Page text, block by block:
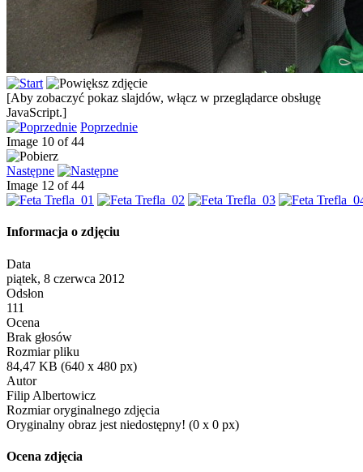
[Aby zobaczyć pokaz slajdów, włącz w przeglądarce obsługę
JavaScript.]
Poprzednie
Image 10 of 44
Następne
Image 12 of 44
Informacja o zdjęciu
Data
piątek, 8 czerwca 2012
Odsłon
111
Ocena
Brak głosów
Rozmiar pliku
84,47 KB (640 x 480 px)
Autor
Filip Albertowicz
Rozmiar oryginalnego zdjęcia
Oryginalny obraz jest niedostępny! (0 x 0 px)
Ocena zdjęcia